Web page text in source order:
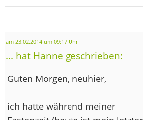
am 23.02.2014 um 09:17 Uhr
... hat Hanne geschrieben:
Guten Morgen, neuhier,
ich hatte während meiner